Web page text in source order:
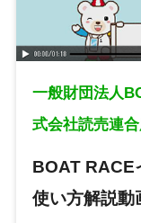
一般財団法人
式会社読売連合
BOAT RACE
使い方解説動